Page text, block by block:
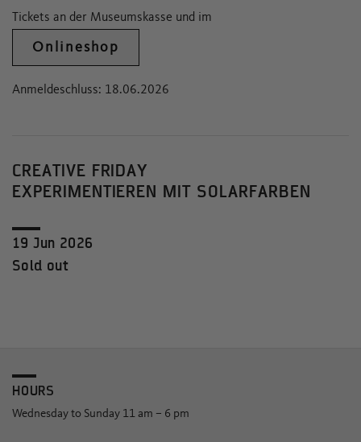
Tickets an der Museumskasse und im
Onlineshop
Anmeldeschluss: 18.06.2026
CREATIVE FRIDAY
EXPERIMENTIEREN MIT SOLARFARBEN
19 Jun 2026
Sold out
HOURS
Wednesday to Sunday 11 am – 6 pm